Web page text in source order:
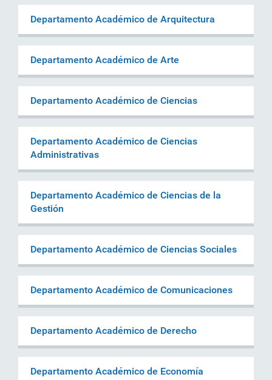
Departamento Académico de Arquitectura
Departamento Académico de Arte
Departamento Académico de Ciencias
Departamento Académico de Ciencias
Administrativas
Departamento Académico de Ciencias de la
Gestión
Departamento Académico de Ciencias Sociales
Departamento Académico de Comunicaciones
Departamento Académico de Derecho
Departamento Académico de Economía